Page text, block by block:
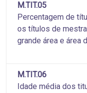
M.TIT.05
Percentagem de
os títulos de
grande área e área
M.TIT.06
Idade média dos